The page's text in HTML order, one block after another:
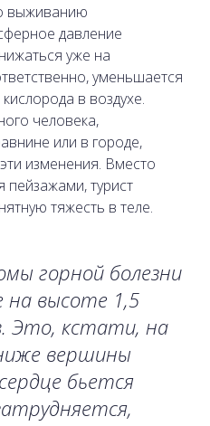
выживанию
давление
уже на
уменьшается
в воздухе.
человека,
или в городе,
изменения. Вместо
пейзажами, турист
тяжесть в теле.
горной болезни
на высоте 1,5
Это, кстати, на
вершины
бьется